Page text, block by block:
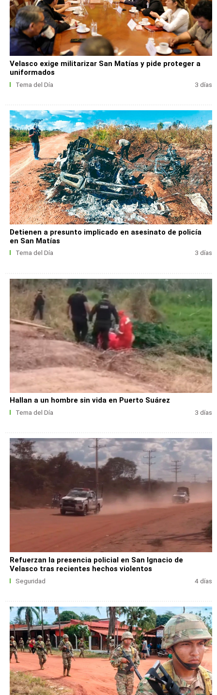
Velasco exige militarizar San Matías y pide proteger a
uniformados
Tema del Día 3 días
Detienen a presunto implicado en asesinato de policía
en San Matías
Tema del Día 3 días
Hallan a un hombre sin vida en Puerto Suárez
Tema del Día 3 días
Refuerzan la presencia policial en San Ignacio de
Velasco tras recientes hechos violentos
Seguridad 4 días